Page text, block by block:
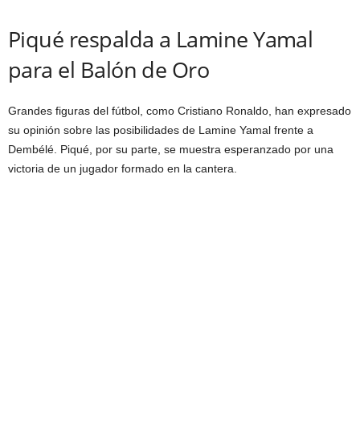
Piqué respalda a Lamine Yamal
para el Balón de Oro
Grandes figuras del fútbol, como Cristiano Ronaldo, han expresado
su opinión sobre las posibilidades de Lamine Yamal frente a
Dembélé. Piqué, por su parte, se muestra esperanzado por una
victoria de un jugador formado en la cantera.